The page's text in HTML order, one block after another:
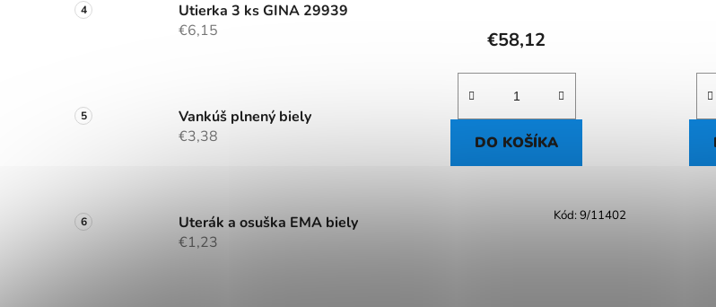
Utierka 3 ks GINA 29939
€6,15
Vankúš plnený biely
€3,38
Uterák a osuška EMA biely
€1,23
€58,12
DO KOŠÍKA
Kód:9/11402